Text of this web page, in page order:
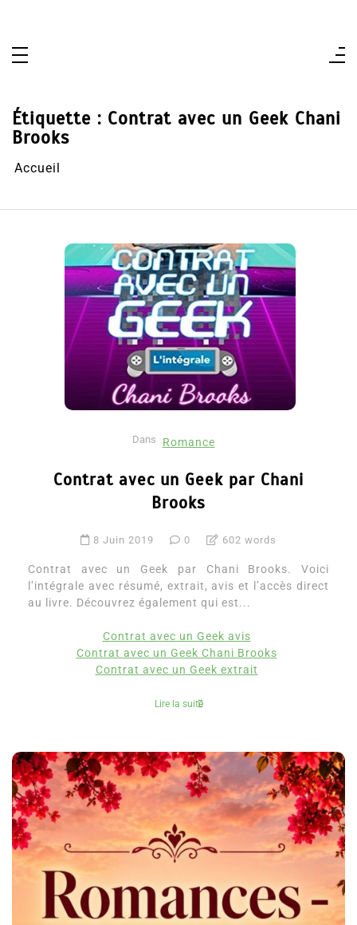
Étiquette : Contrat avec un Geek Chani
Brooks
Accueil
Dans Romance
Contrat avec un Geek par Chani
Brooks
8 Juin 2019 0 602 words
Contrat avec un Geek par Chani Brooks. Voici
l’intégrale avec résumé, extrait, avis et l’accès direct
au livre. Découvrez également qui est...
Contrat avec un Geek avis
Contrat avec un Geek Chani Brooks
Contrat avec un Geek extrait
Lire la suite